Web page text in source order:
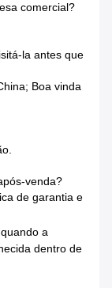
comercial?
la antes que
Boa vinda
venda?
de garantia e
a
dentro de